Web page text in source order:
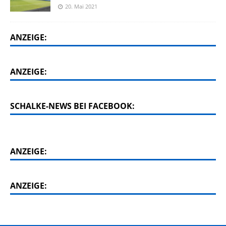
20. Mai 2021
ANZEIGE:
ANZEIGE:
SCHALKE-NEWS BEI FACEBOOK:
ANZEIGE:
ANZEIGE: